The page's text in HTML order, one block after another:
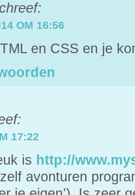
OM 16:56
en CSS en je
17:22
is http://
avonturen